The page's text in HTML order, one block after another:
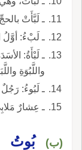
ـ لَبَّأَتْ بالحجِّ: كَلَبَّى.
ـ لَبْءُ:
ـ لَبْأَةُ:
واللَّبُوَةِ واللَّبَاة، الجمع:
ـ لَبُوءُ:
ـ عِشارٌ
(ب) بُوتُ